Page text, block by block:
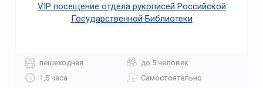
VIP посещение отдела рукописей Российской
Государственной Библиотеки
пешеходная
до 5 человек
1,5 часа
Самостоятельно